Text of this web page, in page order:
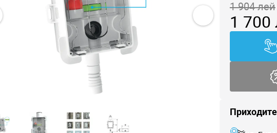
1 904лей
1 700